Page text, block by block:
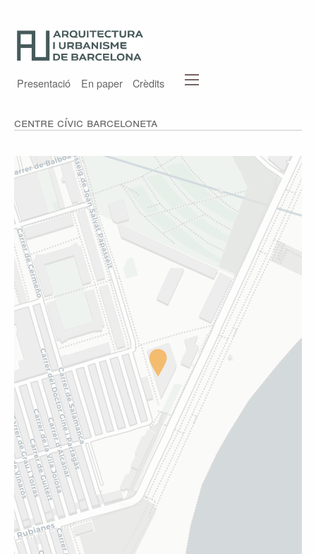
Presentació En paper Crèdits
Centre Cívic Barceloneta